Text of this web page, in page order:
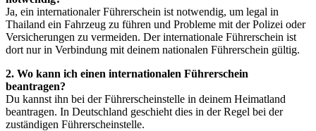
Ja, ein internationaler Führerschein ist notwendig, um legal in
Thailand ein Fahrzeug zu führen und Probleme mit der Polizei oder
Versicherungen zu vermeiden. Der internationale Führerschein ist
dort nur in Verbindung mit deinem nationalen Führerschein gültig.
2. Wo kann ich einen internationalen Führerschein
beantragen?
Du kannst ihn bei der Führerscheinstelle in deinem Heimatland
beantragen. In Deutschland geschieht dies in der Regel bei der
zuständigen Führerscheinstelle.